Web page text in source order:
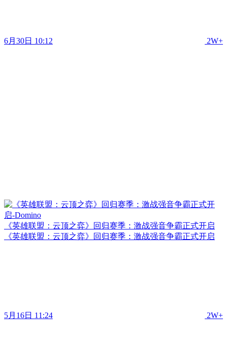
6月30日 10:12 2W+
《英雄联盟：云顶之弈》回归赛季：激战强音争霸正式开启
《英雄联盟：云顶之弈》回归赛季：激战强音争霸正式开启
5月16日 11:24 2W+